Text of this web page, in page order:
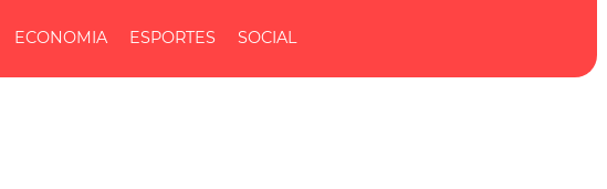
ECONOMIA ESPORTES SOCIAL